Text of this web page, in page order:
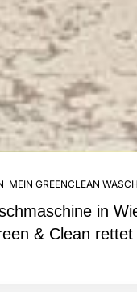
MEIN GREENCLEAN
in
& Clean rettet